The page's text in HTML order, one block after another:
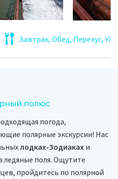
Завтрак, Обед, Перекус,
полюс
погода,
полярные экскурсии! Нас
лодках-Зодиаках и
ледяные поля. Ощутите
пройдитесь по полярной